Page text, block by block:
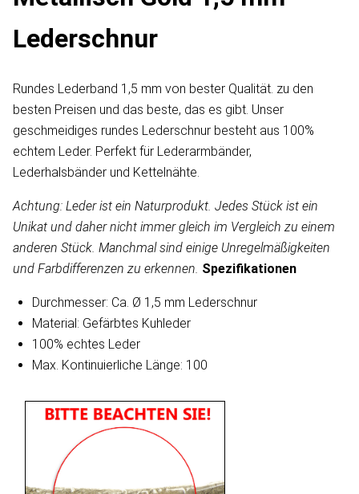
Lederschnur
Rundes Lederband 1,5 mm von bester Qualität. zu den
besten Preisen und das beste, das es gibt. Unser
geschmeidiges rundes Lederschnur besteht aus 100%
echtem Leder. Perfekt für Lederarmbänder,
Lederhalsbänder und Kettelnähte.
Achtung: Leder ist ein Naturprodukt. Jedes Stück ist ein
Unikat und daher nicht immer gleich im Vergleich zu einem
anderen Stück. Manchmal sind einige Unregelmäßigkeiten
und Farbdifferenzen zu erkennen. Spezifikationen
Durchmesser: Ca. Ø 1,5 mm Lederschnur
Material: Gefärbtes Kuhleder
100% echtes Leder
Max. Kontinuierliche Länge: 100